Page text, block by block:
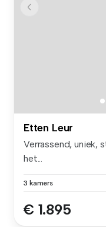
Etten Leur
Verrassend, uniek,
het...
3 kamers
€ 1.895